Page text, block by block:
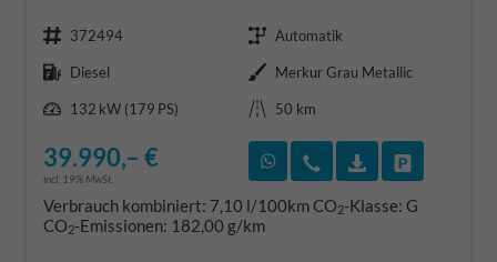
Fahrzeugnr. 372494 Getriebe Automatik
Kraftstoff Diesel Außenfarbe Merkur Grau Metallic
Leistung
132 kW (179 PS) Kilometerstand 50 km
39.990,– €
incl. 19% MwSt.
Rückruf vereinbaren
Wir rufen Sie an
Verbrauch kombiniert: 7,10 l/100kmCO2-Klasse: G
CO2-Emissionen: 182,00 g/km